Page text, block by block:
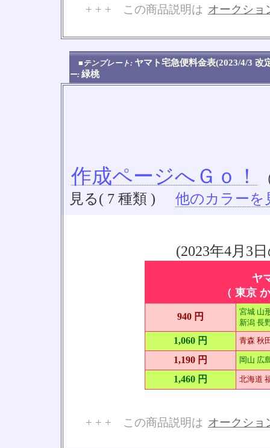
+ + + この商品説明は オークショ
■テンプレート: ヤマト宅急便料金表(2023/4/3
ー: 緑桃
作成ページへＧｏ！
見る( 7 種類 )
他のカラーを
(2023年4月3
ヤ
（ 東京
940 円
宮城 山
新潟 長
1,060 円 青森 秋
1,190 円 岡山 広
1,460 円 北海道
+ + + この商品説明は オークショ